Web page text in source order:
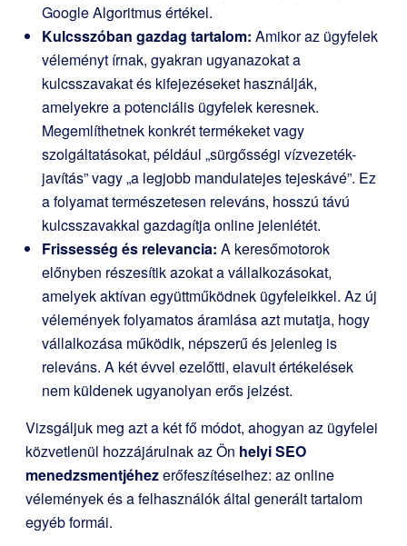
Google Algoritmus értékel.
Kulcsszóban gazdag tartalom: Amikor az ügyfelek
véleményt írnak, gyakran ugyanazokat a
kulcsszavakat és kifejezéseket használják,
amelyekre a potenciális ügyfelek keresnek.
Megemlíthetnek konkrét termékeket vagy
szolgáltatásokat, például „sürgősségi vízvezeték-
javítás” vagy „a legjobb mandulatejes tejeskávé”. Ez
a folyamat természetesen releváns, hosszú távú
kulcsszavakkal gazdagítja online jelenlétét.
Frissesség és relevancia: A keresőmotorok
előnyben részesítik azokat a vállalkozásokat,
amelyek aktívan együttműködnek ügyfeleikkel. Az új
vélemények folyamatos áramlása azt mutatja, hogy
vállalkozása működik, népszerű és jelenleg is
releváns. A két évvel ezelőtti, elavult értékelések
nem küldenek ugyanolyan erős jelzést.
Vizsgáljuk meg azt a két fő módot, ahogyan az ügyfelei
közvetlenül hozzájárulnak az Ön helyi SEO
menedzsmentjéhezerőfeszítéseihez: az online
vélemények és a felhasználók által generált tartalom
egyéb formái.